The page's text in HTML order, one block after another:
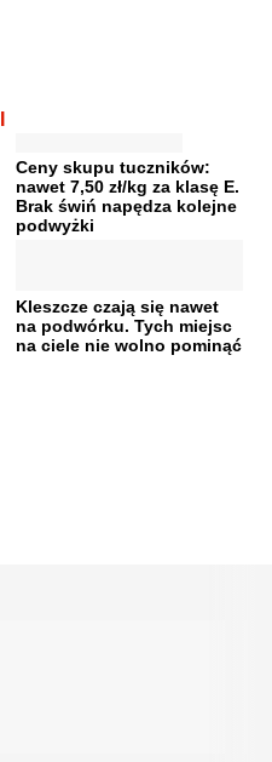
Ceny skupu tuczników:
nawet 7,50 zł/kg za klasę E.
Brak świń napędza kolejne
podwyżki
Kleszcze czają się nawet
na podwórku. Tych miejsc
na ciele nie wolno pominąć